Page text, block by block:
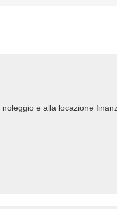
e alla locazione